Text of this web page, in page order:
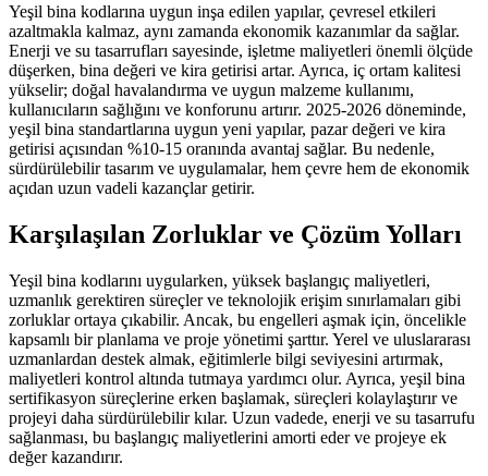
Yeşil bina kodlarına uygun inşa edilen yapılar, çevresel etkileri
azaltmakla kalmaz, aynı zamanda ekonomik kazanımlar da sağlar.
Enerji ve su tasarrufları sayesinde, işletme maliyetleri önemli ölçüde
düşerken, bina değeri ve kira getirisi artar. Ayrıca, iç ortam kalitesi
yükselir; doğal havalandırma ve uygun malzeme kullanımı,
kullanıcıların sağlığını ve konforunu artırır. 2025-2026 döneminde,
yeşil bina standartlarına uygun yeni yapılar, pazar değeri ve kira
getirisi açısından %10-15 oranında avantaj sağlar. Bu nedenle,
sürdürülebilir tasarım ve uygulamalar, hem çevre hem de ekonomik
açıdan uzun vadeli kazançlar getirir.
Karşılaşılan Zorluklar ve Çözüm Yolları
Yeşil bina kodlarını uygularken, yüksek başlangıç maliyetleri,
uzmanlık gerektiren süreçler ve teknolojik erişim sınırlamaları gibi
zorluklar ortaya çıkabilir. Ancak, bu engelleri aşmak için, öncelikle
kapsamlı bir planlama ve proje yönetimi şarttır. Yerel ve uluslararası
uzmanlardan destek almak, eğitimlerle bilgi seviyesini artırmak,
maliyetleri kontrol altında tutmaya yardımcı olur. Ayrıca, yeşil bina
sertifikasyon süreçlerine erken başlamak, süreçleri kolaylaştırır ve
projeyi daha sürdürülebilir kılar. Uzun vadede, enerji ve su tasarrufu
sağlanması, bu başlangıç maliyetlerini amorti eder ve projeye ek
değer kazandırır.